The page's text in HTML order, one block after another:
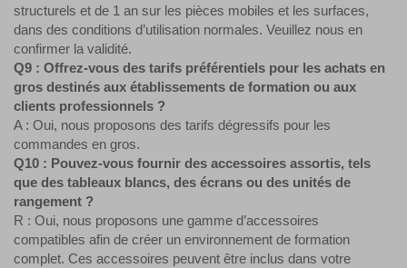
structurels et de 1 an sur les pièces mobiles et les surfaces,
dans des conditions d’utilisation normales. Veuillez nous en
confirmer la validité.
Q9 : Offrez-vous des tarifs préférentiels pour les achats en
gros destinés aux établissements de formation ou aux
clients professionnels ?
A : Oui, nous proposons des tarifs dégressifs pour les
commandes en gros.
Q10 : Pouvez-vous fournir des accessoires assortis, tels
que des tableaux blancs, des écrans ou des unités de
rangement ?
R : Oui, nous proposons une gamme d’accessoires
compatibles afin de créer un environnement de formation
complet. Ces accessoires peuvent être inclus dans votre